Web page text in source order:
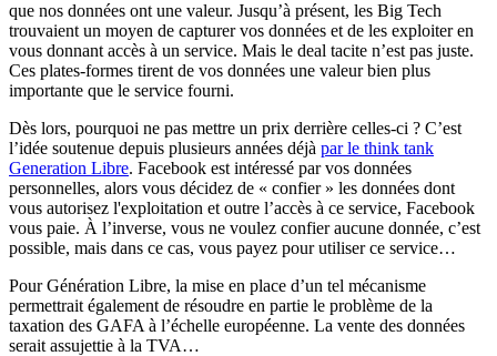
que nos données ont une valeur. Jusqu’à présent, les Big Tech
trouvaient un moyen de capturer vos données et de les exploiter en
vous donnant accès à un service. Mais le deal tacite n’est pas juste.
Ces plates-formes tirent de vos données une valeur bien plus
importante que le service fourni.
Dès lors, pourquoi ne pas mettre un prix derrière celles-ci ? C’est
l’idée soutenue depuis plusieurs années déjà par le think tank
Generation Libre. Facebook est intéressé par vos données
personnelles, alors vous décidez de « confier » les données dont
vous autorisez l'exploitation et outre l’accès à ce service, Facebook
vous paie. À l’inverse, vous ne voulez confier aucune donnée, c’est
possible, mais dans ce cas, vous payez pour utiliser ce service…
Pour Génération Libre, la mise en place d’un tel mécanisme
permettrait également de résoudre en partie le problème de la
taxation des GAFA à l’échelle européenne. La vente des données
serait assujettie à la TVA…